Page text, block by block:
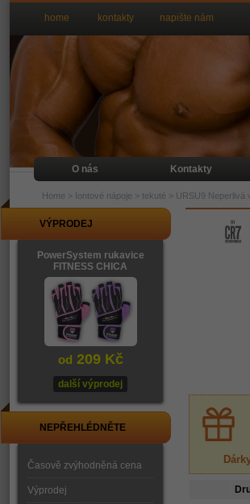
VÝPRODEJ
PowerSystem rukavice
FITNESS CHICA
od 209 Kč
další výprodej
NEPŘEHLÉDNĚTE
Časově zvýhodněná cena
Výprodej
home kontakty napište nám
O nás Kontakty
Home > Iontové nápoje > tekuté > URSU9 Neperlivá